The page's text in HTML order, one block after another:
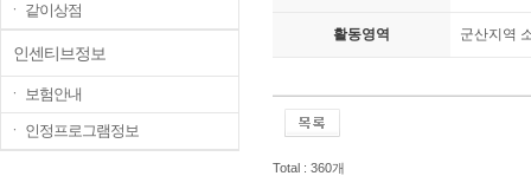
ㆍ 같이상점
인센티브정보
ㆍ 보험안내
ㆍ 인정프로그램정보
활동영역 군산지역
Total : 360개